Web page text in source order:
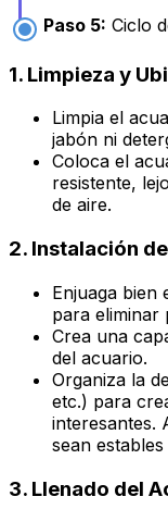
Paso 5: Ciclo
1. Limpieza y
Limpia el
jabón ni
Coloca el
resistente,
de aire.
2. Instalación
Enjuaga bien
para eliminar
Crea una
del acuario.
Organiza la
etc.) para
interesantes.
sean
3. Llenado del